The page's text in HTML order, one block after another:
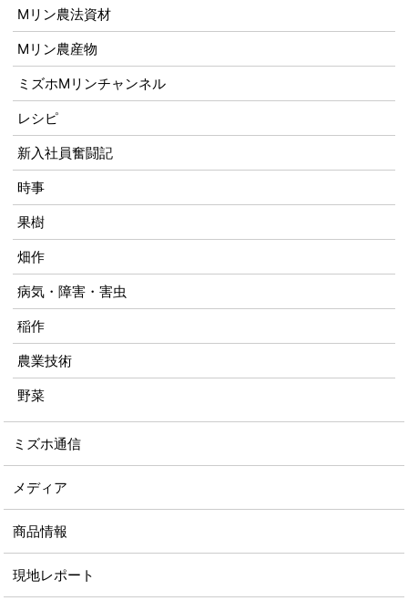
Mリン農法資材
Mリン農産物
ミズホMリンチャンネル
レシピ
新入社員奮闘記
時事
果樹
畑作
病気・障害・害虫
稲作
農業技術
野菜
ミズホ通信
メディア
商品情報
現地レポート